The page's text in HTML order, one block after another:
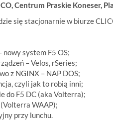
Centrum Praskie Koneser,
sięstacjonarniew biurze
nowy system F5 OS;
– Velos, rSeries;
z NGINX – NAP DOS;
czyli jak to robią inni;
do F5 DC (aka Volterra);
WAAP);
przy lunchu.